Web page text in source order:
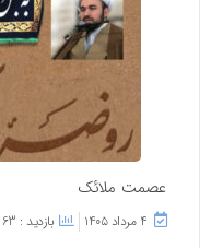
عصمت ملائک
۴ مرداد ۱۴۰۵ بازدید : 63